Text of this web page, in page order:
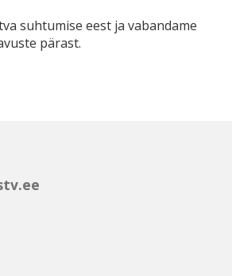
suhtumise eest ja vabandame
pärast.